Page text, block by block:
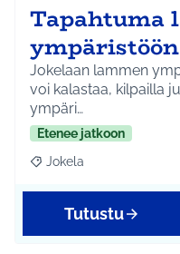
Tapahtuma
Jokelaan lammen
voi kalastaa, kilpailla
ympäri…
Etenee jatkoon
Rajaa tulokset aihepiirin
Jokela
Tutustu